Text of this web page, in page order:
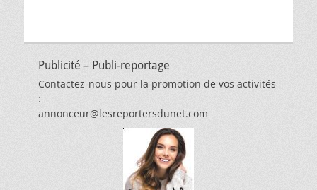
Publicité – Publi-reportage
Contactez-nous pour la promotion de vos activités
:
annonceur@lesreportersdunet.com